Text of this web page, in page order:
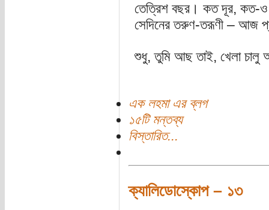
তেত্রিশ বছর। কত দূর, কত-ও
সেদিনের তরুণ-তরূণী – আজ
শুধু, তুমি আছ তাই, খেলা
এক লহমা এর ব্লগ
১৫টি মন্তব্য
বিস্তারিত...
ক্যালিডোস্কোপ – ১৩